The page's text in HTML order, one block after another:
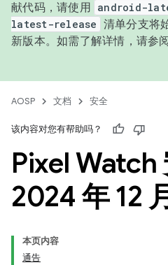
献代码，请使用 android-
latest-release 清单分支将
新版本。如需了解详情，请参阅
AOSP 文档 安全
该内容对您有帮助吗？
Pixel Watch
2024 年 12
本页内容
通告